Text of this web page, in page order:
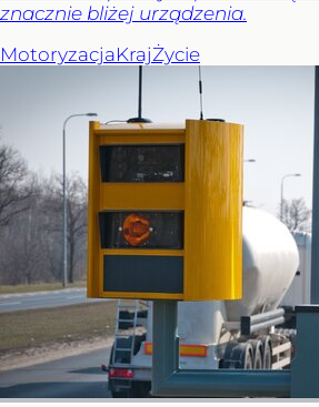
znacznie bliżej urządzenia.
MotoryzacjaKrajŻycie